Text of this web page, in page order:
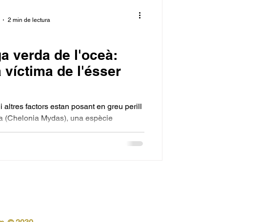
verda de l'oceà:
víctima de l'ésser
altres factors estan posant en greu perill
(Chelonia Mydas), una espècie
2 min de lectura